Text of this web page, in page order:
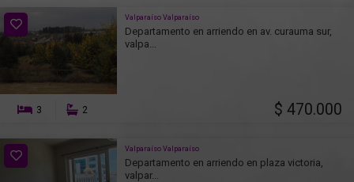
Valparaíso Valparaíso
Departamento en arriendo en av. curauma sur,
valpa...
3 2 $ 470.000
Valparaíso Valparaíso
Departamento en arriendo en plaza victoria,
valpar...